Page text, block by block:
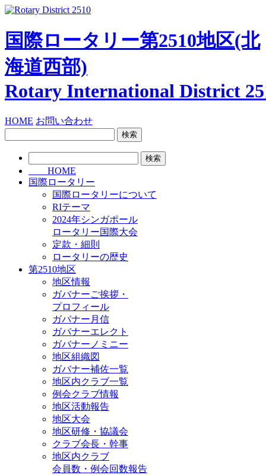
国際ロータリー第2510地区(北
海道西部)
Rotary International District
HOME お問い合わせ
HOME
国際ロータリー
国際ロータリーについて
RIテーマ
2024年シンガポール
ロータリー国際大会
定款・細則
ロータリーの歴史
第2510地区
地区情報
ガバナーご挨拶・
プロフィール
ガバナー月信
ガバナーエレクト
ガバナーノミニー
地区組織図
ガバナー補佐一覧
地区内クラブ一覧
例会クラブ情報
地区活動報告
地区大会
地区研修・協議会
クラブ会長・幹事
地区内クラブ
会員数・例会回数報告